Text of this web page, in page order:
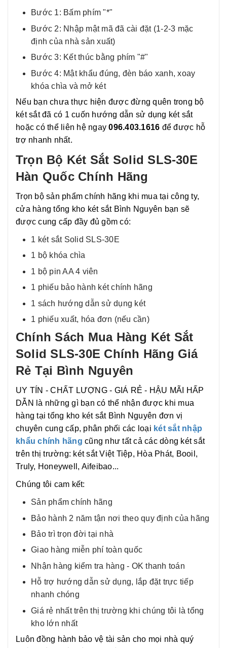
Bước 1: Bấm phím "*"
Bước 2: Nhập mật mã đã cài đặt (1-2-3 mặc
định của nhà sản xuất)
Bước 3: Kết thúc bằng phím "#"
Bước 4: Mật khẩu đúng, đèn báo xanh, xoay
khóa chìa và mở két
Nếu bạn chưa thực hiện được đừng quên trong bộ
két sắt đã có 1 cuốn hướng dẫn sử dụng két sắt
hoặc có thể liên hệ ngay096.403.1616 để được hỗ
trợ nhanh nhất.
Trọn Bộ Két Sắt Solid SLS-30E
Hàn Quốc Chính Hãng
Trọn bộ sản phẩm chính hãng khi mua tại công ty,
cửa hàng tổng kho két sắt Bình Nguyên bạn sẽ
được cung cấp đầy đủ gồm có:
1 két sắt Solid SLS-30E
1 bộ khóa chìa
1 bộ pin AA 4 viên
1 phiếu bảo hành két chính hãng
1 sách hướng dẫn sử dụng két
1 phiếu xuất, hóa đơn (nếu cần)
Chính Sách Mua Hàng Két Sắt
Solid SLS-30E Chính Hãng Giá
Rẻ Tại Bình Nguyên
UY TÍN - CHẤT LƯỢNG - GIÁ RẺ - HẬU MÃI HẤP
DẪN là những gì bạn có thể nhận được khi mua
hàng tại tổng kho két sắt Bình Nguyên đơn vị
chuyên cung cấp, phân phối các loại két sắt nhập
khẩu chính hãng cũng như tất cả các dòng két sắt
trên thị trường: két sắt Việt Tiệp, Hòa Phát, Booil,
Truly, Honeywell, Aifeibao...
Chúng tôi cam kết:
Sản phẩm chính hãng
Bảo hành 2 năm tận nơi theo quy định của hãng
Bảo trì trọn đời tại nhà
Giao hàng miễn phí toàn quốc
Nhận hàng kiểm tra hàng - OK thanh toán
Hỗ trợ hướng dẫn sử dụng, lắp đặt trực tiếp
nhanh chóng
Giá rẻ nhất trên thị trường khi chúng tôi là tổng
kho lớn nhất
Luôn đồng hành bảo vệ tài sản cho mọi nhà quý